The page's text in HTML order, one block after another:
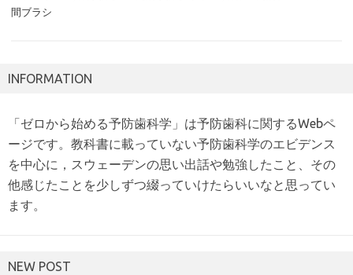
間ブラシ
INFORMATION
「ゼロから始める予防歯科学」は予防歯科に関するWebペ
ージです。教科書に載っていない予防歯科学のエビデンス
を中心に，スウェーデンの思い出話や勉強したこと、その
他感じたことを少しずつ綴っていけたらいいなと思ってい
ます。
NEW POST